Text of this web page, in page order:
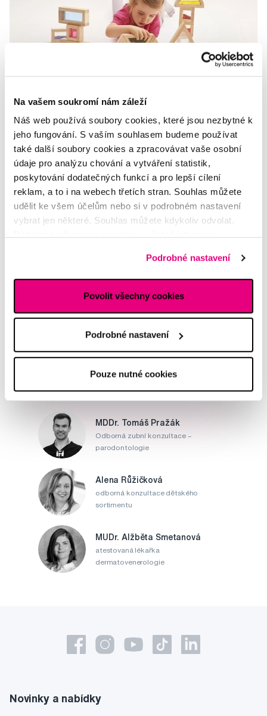
Na vašem soukromí nám záleží
Náš web používá soubory cookies, které jsou nezbytné k
jeho fungování. S vaším souhlasem budeme používat
také další soubory cookies a zpracovávat vaše osobní
údaje pro analýzu chování a vytváření statistik,
poskytování dodatečných funkcí a pro lepší cílení
reklam, a to i na webech třetích stran. Souhlas můžete
udělit ke všem účelům nebo si v podrobném nastavení
vybrat jen některé. Souhlas můžete kdykoliv odvolat.
Podrobné nastavení
Povolit všechny cookies
Podrobné nastavení
Pouze nutné cookies
Hračky, které baví i rozvíjí osobnost
dítěte
obchody s dětským zbožím praskají ve švech, stejně jako
dětské pokojíčky. Ale je to tak správně? Potřebuje dítě
nekonečno hraček, kt...
Celý článek
najdete v naší poradně
Potřebujete poradit?
MDDr. Tomáš Pražák
Odborná zubní konzultace –
parodontologie
Alena Růžičková
odborná konzultace dětského
sortimentu
MUDr. Alžběta Smetanová
atestovaná lékařka
dermatovenerologie
Novinky a nabídky